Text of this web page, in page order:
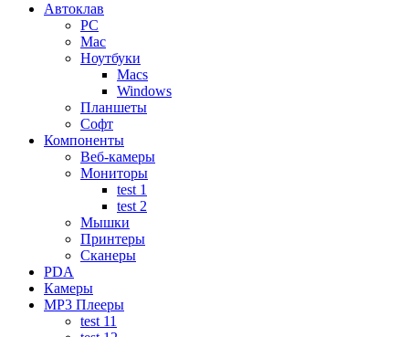
Автоклав
PC
Mac
Ноутбуки
Macs
Windows
Планшеты
Софт
Компоненты
Веб-камеры
Мониторы
test 1
test 2
Мышки
Принтеры
Сканеры
PDA
Камеры
MP3 Плееры
test 11